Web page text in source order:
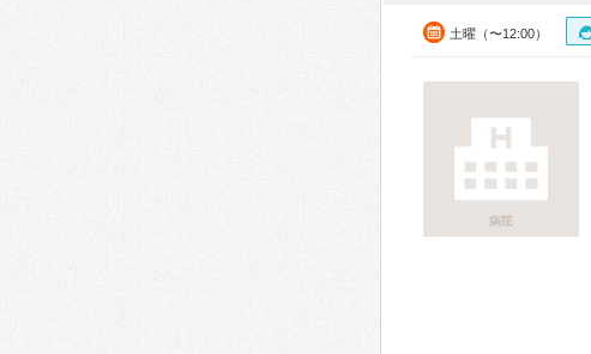
土曜（〜12:00）
病院